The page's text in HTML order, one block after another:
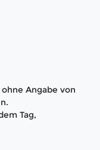
ohne Angabe von
Tag,